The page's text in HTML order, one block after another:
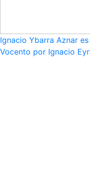
Ignacio Ybarra Aznar
Vocento por Ignacio